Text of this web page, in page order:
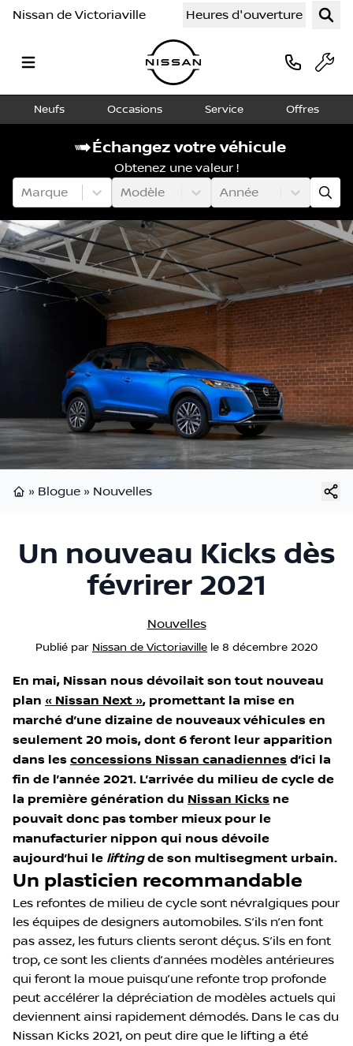
Nissan de Victoriaville Heures d'ouverture
Neufs Occasions Service Offres
Échangez votre véhicule
Obtenez une valeur !
Marque
Modèle Année
» Blogue » Nouvelles
Un nouveau Kicks dès
févrirer 2021
Nouvelles
Publié par Nissan de Victoriaville le 8 décembre 2020
En mai, Nissan nous dévoilait son tout nouveau
plan « Nissan Next », promettant la mise en
marché d’une dizaine de nouveaux véhicules en
seulement 20 mois, dont 6 feront leur apparition
dans les concessions Nissan canadiennes d’ici la
fin de l’année 2021. L’arrivée du milieu de cycle de
la première génération du Nissan Kicks ne
pouvait donc pas tomber mieux pour le
manufacturier nippon qui nous dévoile
aujourd’hui le liftingde son multisegment urbain.
Un plasticien recommandable
Les refontes de milieu de cycle sont névralgiques pour
les équipes de designers automobiles. S’ils n’en font
pas assez, les futurs clients seront déçus. S’ils en font
trop, ce sont les clients d’années modèles antérieures
qui feront la moue puisqu’une refonte trop profonde
peut accélérer la dépréciation de modèles actuels qui
deviennent ainsi rapidement démodés. Dans le cas du
Nissan Kicks 2021, on peut dire que le lifting a été